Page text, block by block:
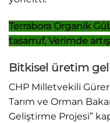
Terrabora Organik
tasarruf, Verimde
Bitkisel üretim
CHP Milletvekili
Tarım ve Orman
Geliştirme Projesi”